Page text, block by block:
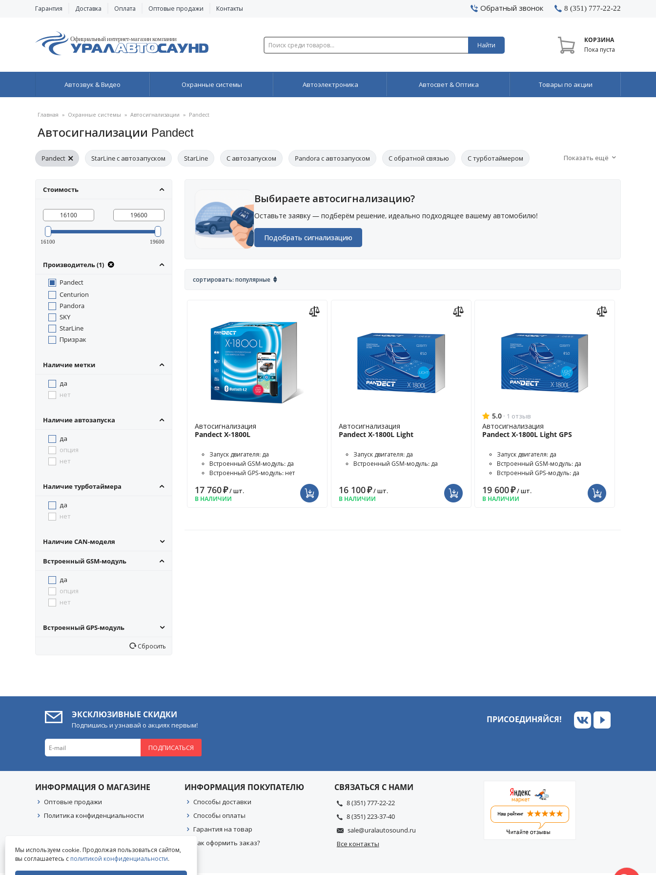
Гарантия Доставка Оплата Оптовые продажи Контакты Обратный звонок 8 (351) 777-22-22
Найти
КОРЗИНА
Пока пуста
Автозвук & Видео Охранные системы Автоэлектроника Автосвет & Оптика Товары по акции
Главная » Охранные системы » Автосигнализации » Pandect
Автосигнализации Pandect
Pandect StarLine с автозапуском StarLine С автозапуском Pandora с автозапуском С обратной связью С турботаймером Показать ещё
Стоимость
16100 19600
Производитель (1)
Pandect
Centurion
Pandora
SKY
StarLine
Призрак
Наличие метки
да
нет
Наличие автозапуска
да
опция
нет
Наличие турботаймера
да
нет
Наличие CAN-моделя
Встроенный GSM-модуль
да
опция
нет
Встроенный GPS-модуль
Сбросить
Выбираете автосигнализацию?
Оставьте заявку — подберём решение, идеально подходящее вашему автомобилю!
Подобрать сигнализацию
сортировать: популярные
Автосигнализация
Pandect X-1800L
Запуск двигателя: да
Встроенный GSM-модуль: да
Встроенный GPS-модуль: нет
17 760₽/ шт.
В НАЛИЧИИ
Автосигнализация
Pandect X-1800L Light
Запуск двигателя: да
Встроенный GSM-модуль: да
16 100₽/ шт.
В НАЛИЧИИ
5.0 · 1 отзыв
Автосигнализация
Pandect X-1800L Light GPS
Запуск двигателя: да
Встроенный GSM-модуль: да
Встроенный GPS-модуль: да
19 600₽/ шт.
В НАЛИЧИИ
ЭКСКЛЮЗИВНЫЕ СКИДКИ
Подпишись и узнавай о акциях первым!
ПОДПИСАТЬСЯ
ПРИСОЕДИНЯЙСЯ!
ИНФОРМАЦИЯ О МАГАЗИНЕ
Оптовые продажи
Политика конфиденциальности
ИНФОРМАЦИЯ ПОКУПАТЕЛЮ
Способы доставки
Способы оплаты
Гарантия на товар
Как оформить заказ?
СВЯЗАТЬСЯ С НАМИ
8 (351) 777-22-22
8 (351) 223-37-40
sale@uralautosound.ru
Все контакты
Мы используем cookie. Продолжая пользоваться сайтом,
вы соглашаетесь с политикой конфиденциальности.